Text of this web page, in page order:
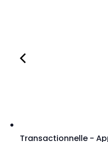
Transactionnelle -